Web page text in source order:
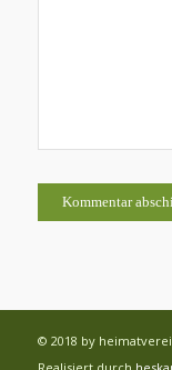
© 2018 by